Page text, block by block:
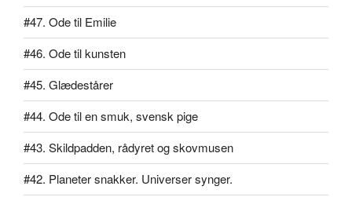
#47. Ode til Emilie
#46. Ode til kunsten
#45. Glædestårer
#44. Ode til en smuk, svensk pige
#43. Skildpadden, rådyret og skovmusen
#42. Planeter snakker. Universer synger.